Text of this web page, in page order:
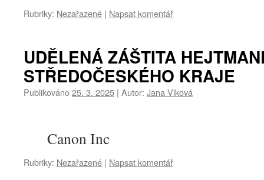
Rubriky: Nezařazené | Napsat komentář
UDĚLENÁ ZÁŠTITA
STŘEDOČESKÉHO KRAJE
Publikováno25. 3. 2025 | Autor: Jana Vlková
Canon Inc
Rubriky: Nezařazené | Napsat komentář